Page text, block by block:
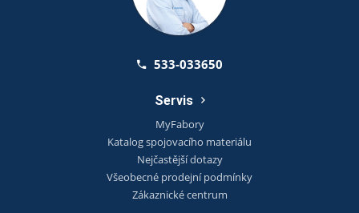
533-033650
Servis
MyFabory
Katalog spojovacího materiálu
Nejčastější dotazy
Všeobecné prodejní podmínky
Zákaznické centrum